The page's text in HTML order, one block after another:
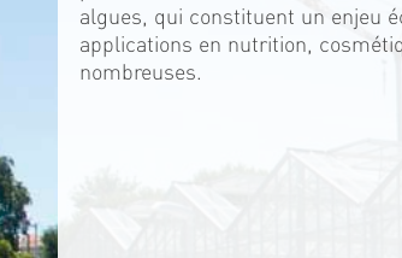
algues, qui constituent un enjeu
applications en nutrition,
nombreuses.